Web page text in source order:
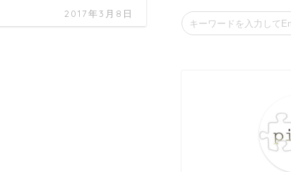
2017年3月8日